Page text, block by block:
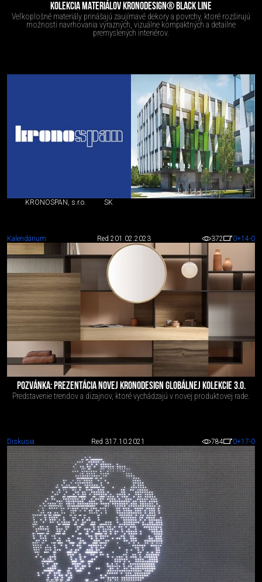
KOLEKCIA MATERIÁLOV KRONODESIGN® BLACK LINE
Veľkoplošné materiály prinášajú zaujímavé dekory a povrchy, ktoré rozširujú
možnosti navrhovania výrazných, vizuálne kompaktných a detailne
premyslených interiérov.
KRONOSPAN, s.r.o. SK
Kalendárium Red 201.02.2023 372 0+14-0
POZVÁNKA: PREZENTÁCIA NOVEJ KRONODESIGN GLOBÁLNEJ KOLEKCIE 3.0.
Predstavenie trendov a dizajnov, ktoré vychádzajú v novej produktovej rade.
Diskusia Red 317.10.2021 784 0+17-0